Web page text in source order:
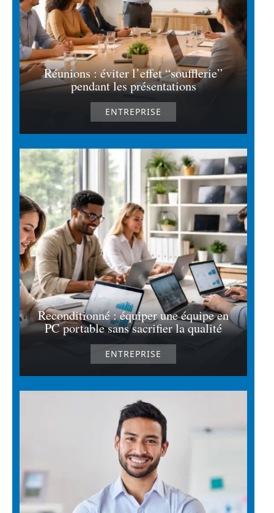
Réunions : éviter l’effet “soufflerie”
pendant les présentations
ENTREPRISE
Reconditionné : équiper une équipe en
PC portable sans sacrifier la qualité
ENTREPRISE